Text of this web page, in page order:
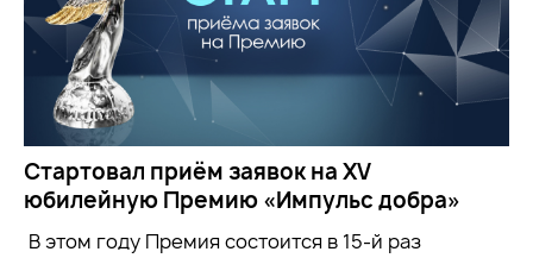
Стартовал приём заявок на XV
юбилейную Премию «Импульс добра»
В этом году Премия состоится в 15-й раз